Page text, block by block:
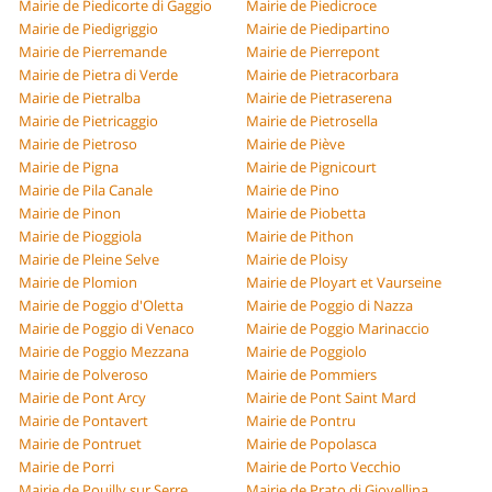
Mairie de Piedicorte di Gaggio
Mairie de Piedicroce
Mairie de Piedigriggio
Mairie de Piedipartino
Mairie de Pierremande
Mairie de Pierrepont
Mairie de Pietra di Verde
Mairie de Pietracorbara
Mairie de Pietralba
Mairie de Pietraserena
Mairie de Pietricaggio
Mairie de Pietrosella
Mairie de Pietroso
Mairie de Piève
Mairie de Pigna
Mairie de Pignicourt
Mairie de Pila Canale
Mairie de Pino
Mairie de Pinon
Mairie de Piobetta
Mairie de Pioggiola
Mairie de Pithon
Mairie de Pleine Selve
Mairie de Ploisy
Mairie de Plomion
Mairie de Ployart et Vaurseine
Mairie de Poggio d'Oletta
Mairie de Poggio di Nazza
Mairie de Poggio di Venaco
Mairie de Poggio Marinaccio
Mairie de Poggio Mezzana
Mairie de Poggiolo
Mairie de Polveroso
Mairie de Pommiers
Mairie de Pont Arcy
Mairie de Pont Saint Mard
Mairie de Pontavert
Mairie de Pontru
Mairie de Pontruet
Mairie de Popolasca
Mairie de Porri
Mairie de Porto Vecchio